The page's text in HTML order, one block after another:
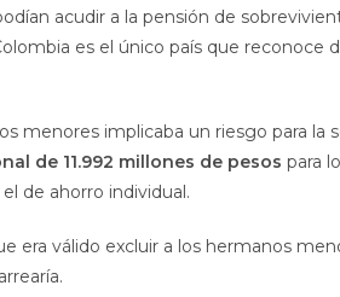
acudir a la pensión de
es el único país que reconoce
menores implicaba un riesgo para la
de 11.992 millones de pesos para
de ahorro individual.
era válido excluir a los hermanos